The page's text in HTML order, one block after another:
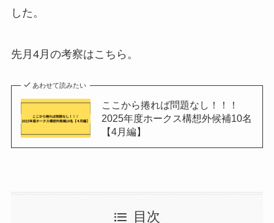
した。
先月4月の考察はこちら。
あわせて読みたい
ここから捲れば問題なし！！！
2025年度ホークス構想外候補10名
【4月編】
目次